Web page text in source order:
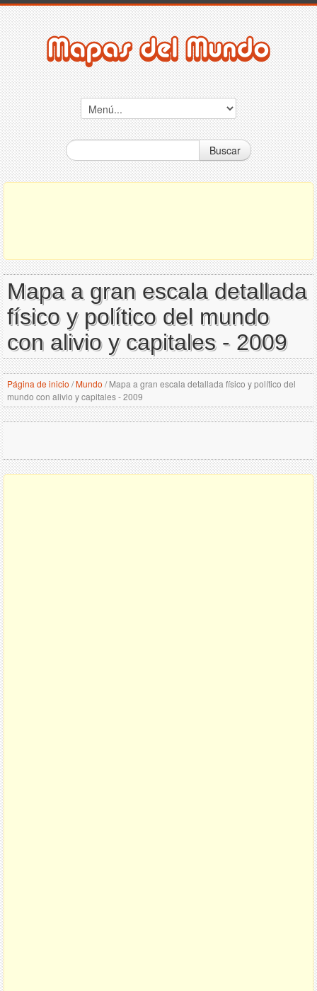
Buscar
Mapa a gran escala detallada
físico y político del mundo
con alivio y capitales - 2009
Página de inicio /Mundo /Mapa a gran escala detallada físico y político del
mundo con alivio y capitales - 2009